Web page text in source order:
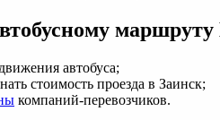
движения автобуса;
стоимость проезда в Заинск;
компаний-перевозчиков.